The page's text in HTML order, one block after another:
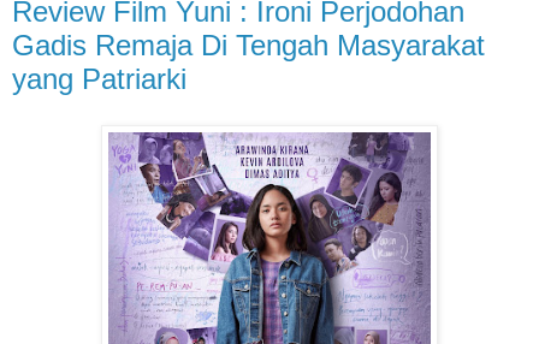
Review Film Yuni : Ironi Perjodohan
Gadis Remaja Di Tengah Masyarakat
yang Patriarki